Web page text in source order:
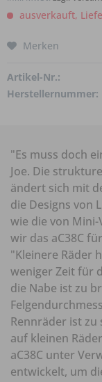
ausverkauft,
Merken
Artikel-Nr.:
Herstellernummer:
"Es muss doch
Joe. Die
ändert sich mit
die Designs von
wie die von Mini-
wir das aC38C
"Kleinere Räder
weniger Zeit für
die Nabe ist zu
Rennräder ist zu
auf kleinen
aC38C unter
entwickelt, um